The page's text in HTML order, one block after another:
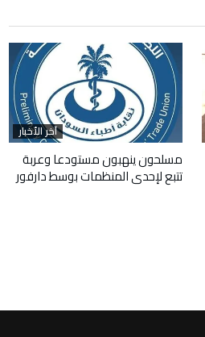
آخر الأخبار
مسلحون ينهبون مستودعا وعربة
تتبع لإحدى المنظمات بوسط دارفور